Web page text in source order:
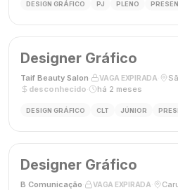
DESIGN GRÁFICO PJ PLENO
Designer Gráfico
Taif Beauty Salon VAGA EXPIRADA
desconhecido
há 2 meses
DESIGN GRÁFICO CLT JÚNIOR
Designer Gráfico
B Comunicação VAGA EXPIRADA